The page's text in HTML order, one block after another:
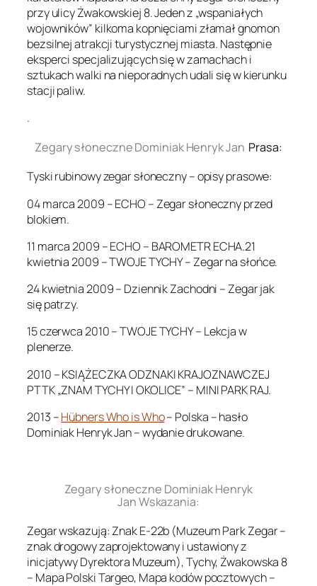
przy ulicy Żwakowskiej 8. Jeden z „wspaniałych
wojowników” kilkoma kopnięciami złamał gnomon
bezsilnej atrakcji turystycznej miasta. Następnie
eksperci specjalizujących się w zamachach i
sztukach walki na nieporadnych udali się w kierunku
stacji paliw.
.
Zegary słoneczne Dominiak Henryk Jan Prasa:
Tyski rubinowy zegar słoneczny – opisy prasowe:
04 marca 2009 – ECHO – Zegar słoneczny przed
blokiem.
11 marca 2009 – ECHO – BAROMETR ECHA.21
kwietnia 2009 – TWOJE TYCHY – Zegar na słońce.
24 kwietnia 2009 – Dziennik Zachodni – Zegar jak
się patrzy.
15 czerwca 2010 – TWOJE TYCHY – Lekcja w
plenerze.
2010 – KSIĄŻECZKA ODZNAKI KRAJOZNAWCZEJ
PTTK „ZNAM TYCHY I OKOLICE” – MINI PARK RAJ.
2013 –Hübners Who is Who– Polska – hasło
Dominiak Henryk Jan – wydanie drukowane.
Zegary słoneczne Dominiak Henryk
Jan Wskazania:
Zegar wskazują: Znak E-22b (Muzeum Park Zegar –
znak drogowy zaprojektowany i ustawiony z
inicjatywy Dyrektora Muzeum), Tychy, Żwakowska 8
– Mapa Polski Targeo, Mapa kodów pocztowych –